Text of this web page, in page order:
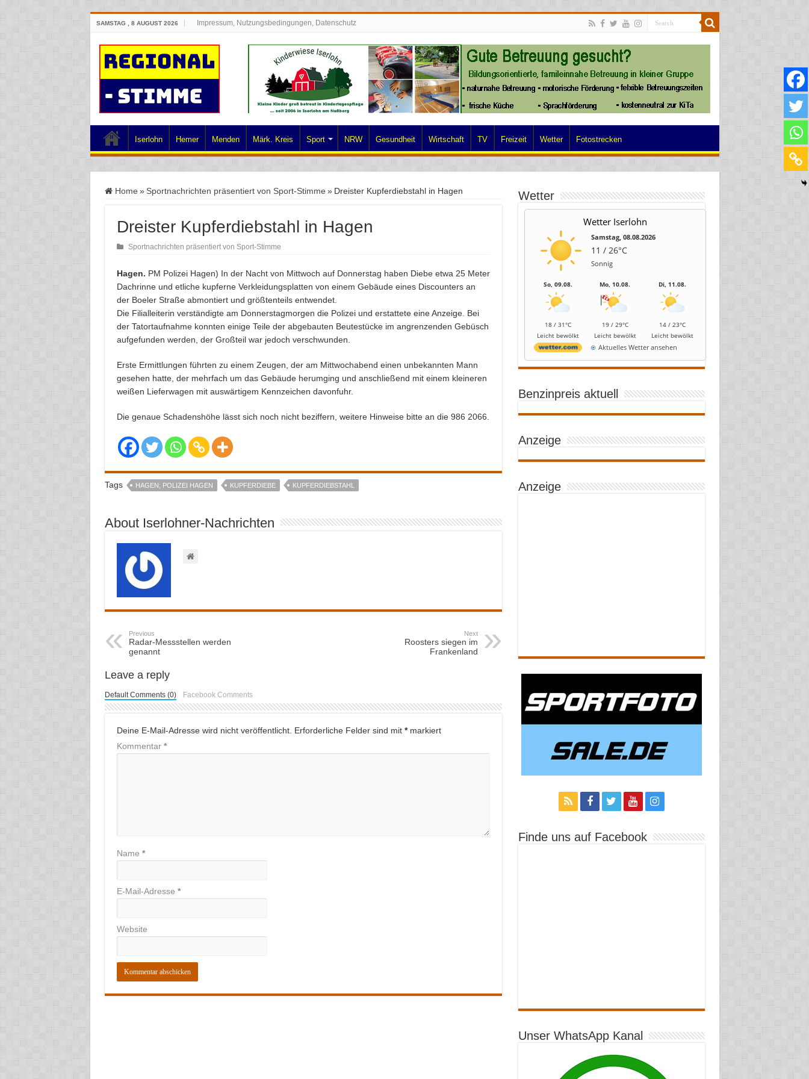
SAMSTAG , 8 AUGUST 2026 Impressum, Nutzungsbedingungen, Datenschutz
Iserlohn Hemer Menden Märk. Kreis Sport NRW Gesundheit Wirtschaft TV Freizeit Wetter Fotostrecken
Home » Sportnachrichten präsentiert von Sport-Stimme » Dreister Kupferdiebstahl in Hagen
Dreister Kupferdiebstahl in Hagen
Sportnachrichten präsentiert von Sport-Stimme
Hagen. PM Polizei Hagen) In der Nacht von Mittwoch auf Donnerstag haben Diebe etwa 25 Meter
Dachrinne und etliche kupferne Verkleidungsplatten von einem Gebäude eines Discounters an
der Boeler Straße abmontiert und größtenteils entwendet.
Die Filialleiterin verständigte am Donnerstagmorgen die Polizei und erstattete eine Anzeige. Bei
der Tatortaufnahme konnten einige Teile der abgebauten Beutestücke im angrenzenden Gebüsch
aufgefunden werden, der Großteil war jedoch verschwunden.
Erste Ermittlungen führten zu einem Zeugen, der am Mittwochabend einen unbekannten Mann
gesehen hatte, der mehrfach um das Gebäude herumging und anschließend mit einem kleineren
weißen Lieferwagen mit auswärtigem Kennzeichen davonfuhr.
Die genaue Schadenshöhe lässt sich noch nicht beziffern, weitere Hinweise bitte an die 986 2066.
Tags HAGEN; POLIZEI HAGEN KUPFERDIEBE KUPFERDIEBSTAHL
About Iserlohner-Nachrichten
Previous
Radar-Messstellen werden
genannt
Next
Roosters siegen im
Frankenland
Leave a reply
Default Comments (0) Facebook Comments
Deine E-Mail-Adresse wird nicht veröffentlicht. Erforderliche Felder sind mit *markiert
Kommentar *
Name *
E-Mail-Adresse *
Website
Wetter
Wetter Iserlohn
Samstag, 08.08.2026
11 / 26°C
Sonnig
So, 09.08.
18 / 31°C
Leicht bewölkt
Mo, 10.08.
19 / 29°C
Leicht bewölkt
Di, 11.08.
14 / 23°C
Leicht bewölkt
Aktuelles Wetter ansehen
Benzinpreis aktuell
Anzeige
Anzeige
Finde uns auf Facebook
Unser WhatsApp Kanal